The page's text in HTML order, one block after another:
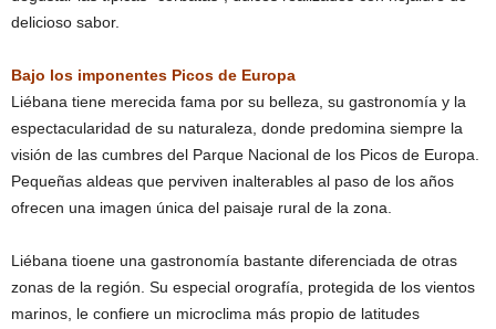
delicioso sabor.
Bajo los imponentes Picos de Europa
Liébana tiene merecida fama por su belleza, su gastronomía y la
espectacularidad de su naturaleza, donde predomina siempre la
visión de las cumbres del Parque Nacional de los Picos de Europa.
Pequeñas aldeas que perviven inalterables al paso de los años
ofrecen una imagen única del paisaje rural de la zona.
Liébana tioene una gastronomía bastante diferenciada de otras
zonas de la región. Su especial orografía, protegida de los vientos
marinos, le confiere un microclima más propio de latitudes